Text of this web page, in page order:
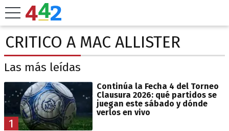
CRITICO A MAC ALLISTER
Las más leídas
1
Continúa la Fecha 4 del Torneo
Clausura 2026: qué partidos se
juegan este sábado y dónde
verlos en vivo